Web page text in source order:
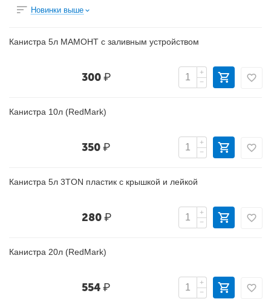
Новинки выше
Канистра 5л МАМОНТ с заливным устройством
300₽
+
−
Канистра 10л (RedMark)
350₽
+
−
Канистра 5л 3TON пластик с крышкой и лейкой
280₽
+
−
Канистра 20л (RedMark)
554₽
+
−